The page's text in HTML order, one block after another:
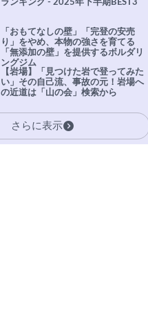
ランキング - 2025年下半期BEST3
「おもてなしの壁」「完登の安売
り」をやめ、本物の強さを育てる
「無添加の壁」を提供するボルダリ
ングジム
【岩場】「見つけた岩で登ってみた
い」その自己流、事故の元！岩場へ
の近道は「山の会」検索から
さらに表示